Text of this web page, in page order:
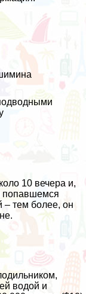
10 вечера и,
попавшемся
– тем более, он
водой и